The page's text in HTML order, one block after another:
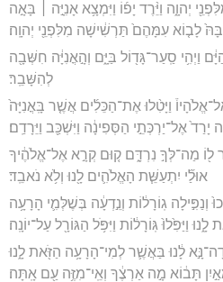
יְהוָ֑ה וַיֵּ֨רֶד יָפ֜וֹ וַיִּמְצָ֥א אָנִיָּ֣ה ׀ בָּאָ֣ה
לָב֤וֹא עִמָּהֶם֙ תַּרְשִׁ֔ישָׁה מִלִּפְנֵ֖י יְהוָֽה׃
וַיְהִ֥י סַֽעַר־גָּד֖וֹל בַּיָּ֑ם וְהָ֣אֳנִיָּ֔ה חִשְּׁבָ֖ה
לְהִשָּׁבֵֽר׃
וַיָּטִ֨לוּ אֶת־הַכֵּלִ֜ים אֲשֶׁ֤ר בָּֽאֳנִיָּה֙
יָרַד֙ אֶל־יַרְכְּתֵ֣י הַסְּפִינָ֔ה וַיִּשְׁכַּ֖ב וַיֵּרָדַֽם׃
ל֖וֹ מַה־לְּךָ֣ נִרְדָּ֑ם ק֚וּם קְרָ֣א אֶל־אֱלֹהֶ֔יךָ
אוּלַ֞י יִתְעַשֵּׁ֧ת הָאֱלֹהִ֛ים לָ֖נוּ וְלֹ֥א נֹאבֵֽד׃
וְנַפִּ֣ילָה גֽוֹרָל֔וֹת וְנֵ֣דְעָ֔ה בְּשֶׁלְּמִ֛י הָרָעָ֥ה
לָ֑נוּ וַיַּפִּ֙לוּ֙ גּֽוֹרָל֔וֹת וַיִּפֹּ֥ל הַגּוֹרָ֖ל עַל־יוֹנָֽה׃
לָ֔נוּ בַּאֲשֶׁ֛ר לְמִי־הָרָעָ֥ה הַזֹּ֖את לָ֑נוּ
תָּב֔וֹא מָ֣ה אַרְצֶ֔ךָ וְאֵֽי־מִזֶּ֥ה עַ֖ם אָֽתָּה׃